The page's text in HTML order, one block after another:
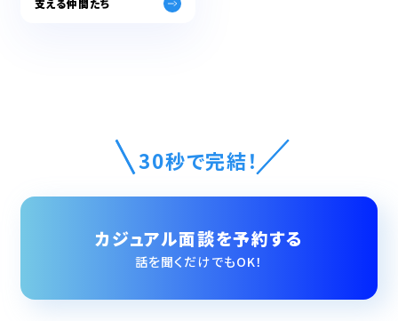
30秒で完結！
カジュアル面談を予約する
話を聞くだけでもOK！